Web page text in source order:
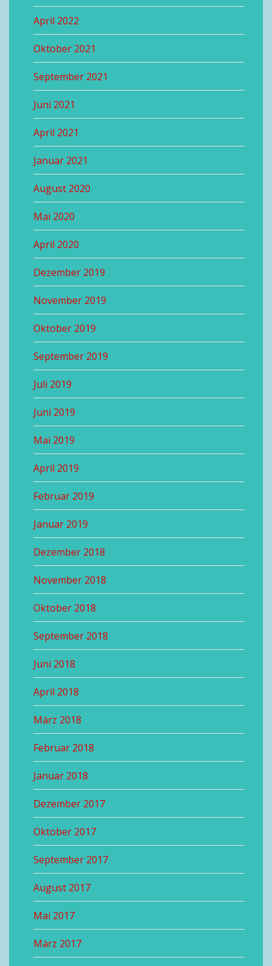
April 2022
Oktober 2021
September 2021
Juni 2021
April 2021
Januar 2021
August 2020
Mai 2020
April 2020
Dezember 2019
November 2019
Oktober 2019
September 2019
Juli 2019
Juni 2019
Mai 2019
April 2019
Februar 2019
Januar 2019
Dezember 2018
November 2018
Oktober 2018
September 2018
Juni 2018
April 2018
März 2018
Februar 2018
Januar 2018
Dezember 2017
Oktober 2017
September 2017
August 2017
Mai 2017
März 2017